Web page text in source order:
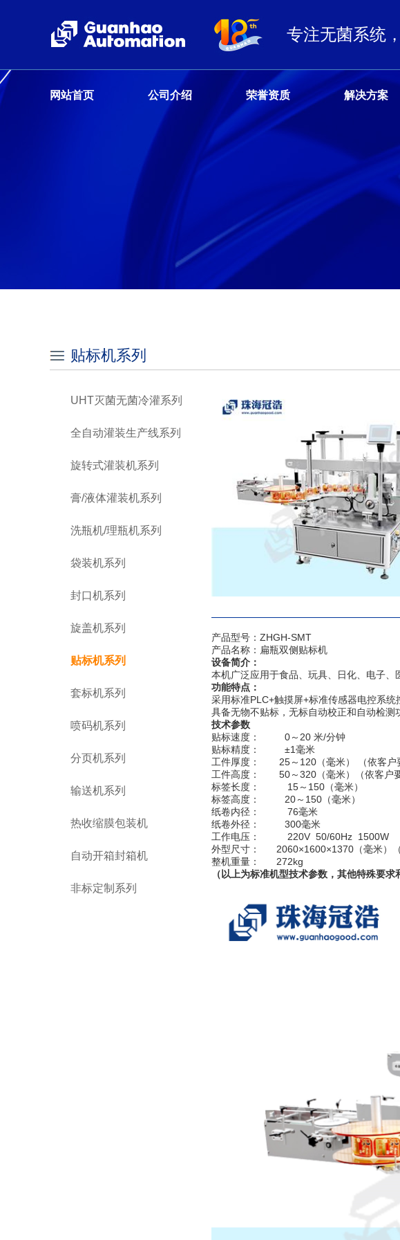
专注无菌系统
网站首页 公司介绍 荣誉资质 解决方案
贴标机系列
UHT灭菌无菌冷灌系列
全自动灌装生产线系列
旋转式灌装机系列
膏/液体灌装机系列
洗瓶机/理瓶机系列
袋装机系列
封口机系列
旋盖机系列
贴标机系列
套标机系列
喷码机系列
分页机系列
输送机系列
热收缩膜包装机
自动开箱封箱机
非标定制系列
产品型号：ZHGH-SMT
产品名称：扁瓶双侧贴标机
设备简介：
本机广泛应用于食品、玩具、日化、电子、
功能特点：
采用标准PLC+触摸屏+标准传感器电控系
具备无物不贴标，无标自动校正和自动检测
技术参数
贴标速度： 0～20 米/分钟
贴标精度： ±1毫米
工件厚度： 25～120（毫米） （依客户
工件高度： 50～320（毫米）（依客户要
标签长度： 15～150（毫米）
标签高度： 20～150（毫米）
纸卷内径： 76毫米
纸卷外径： 300毫米
工作电压： 220V 50/60Hz 1500W
外型尺寸： 2060×1600×1370（毫米）（
整机重量： 272kg
（以上为标准机型技术参数，其他特殊要求